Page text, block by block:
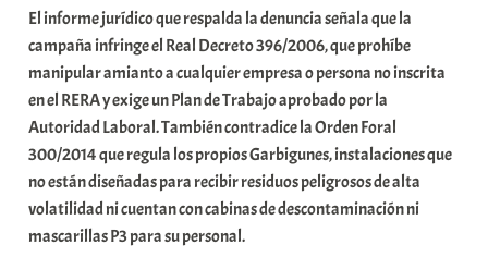
El informe jurídico que respalda la denuncia señala que la
campaña infringe el Real Decreto 396/2006, que prohíbe
manipular amianto a cualquier empresa o persona no inscrita
en el RERA y exige un Plan de Trabajo aprobado por la
Autoridad Laboral. También contradice la Orden Foral
300/2014 que regula los propios Garbigunes, instalaciones que
no están diseñadas para recibir residuos peligrosos de alta
volatilidad ni cuentan con cabinas de descontaminación ni
mascarillas P3 para su personal.